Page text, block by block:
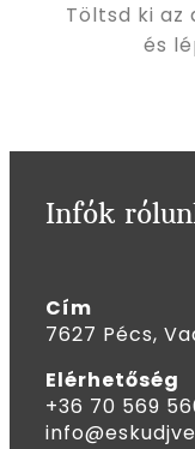
Töltsd ki
és
Infók
Cím
7627 Pécs,
Elérhetőség
+36 70 569